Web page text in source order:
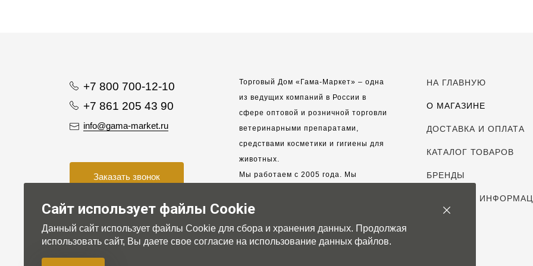
+7 800 700-12-10
+7 861 205 43 90
info@gama-market.ru
Заказать звонок
Торговый Дом «Гама-Маркет» – одна
из ведущих компаний в России в
сфере оптовой и розничной торговли
ветеринарными препаратами,
средствами косметики и гигиены для
животных.
Мы работаем с 2005 года. Мы
клиентов и всегда рассчитываем на
НА ГЛАВНУЮ
О МАГАЗИНЕ
ДОСТАВКА И ОПЛАТА
КАТАЛОГ ТОВАРОВ
БРЕНДЫ
ПОЛЕЗНАЯ
Сайт использует файлы Cookie
Данный сайт использует файлы Cookie для сбора и хранения данных. Продолжая
использовать сайт, Вы даете свое согласие на использование данных файлов.